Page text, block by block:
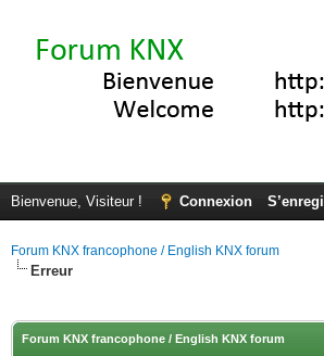
Bienvenue, Visiteur ! Connexion
Forum KNX francophone / English KNX forum
Erreur
Forum KNX francophone / English KNX forum